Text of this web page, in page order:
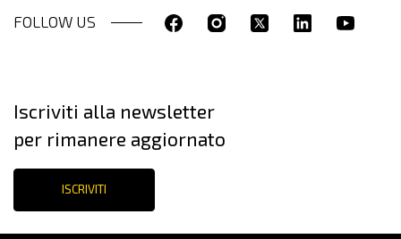
FOLLOW US
Iscriviti alla newsletter
per rimanere aggiornato
ISCRIVITI